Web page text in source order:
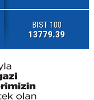
BIST 100
13779.39